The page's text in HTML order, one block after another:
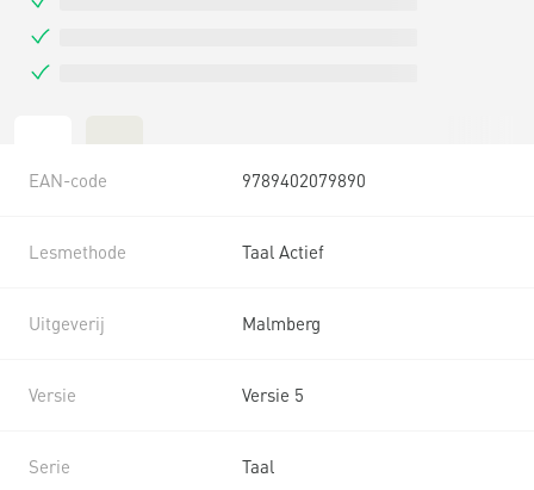
EAN-code 9789402079890
Lesmethode Taal Actief
Uitgeverij Malmberg
Versie Versie 5
Serie Taal